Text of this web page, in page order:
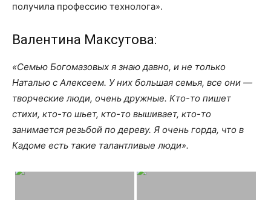
получила профессию технолога».
Валентина Максутова:
«Семью Богомазовых я знаю давно, и не только
Наталью с Алексеем. У них большая семья, все они —
творческие люди, очень дружные. Кто-то пишет
стихи, кто-то шьет, кто-то вышивает, кто-то
занимается резьбой по дереву. Я очень горда, что в
Кадоме есть такие талантливые люди».